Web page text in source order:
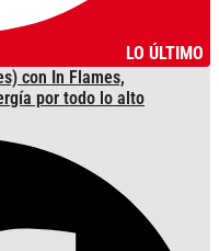
LO ÚLTIMO
con In Flames,
por todo lo alto